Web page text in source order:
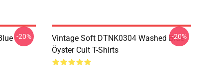
-20%
Vintage Soft DTNK0304 Washed Blue
Öyster Cult T-Shirts
-20%